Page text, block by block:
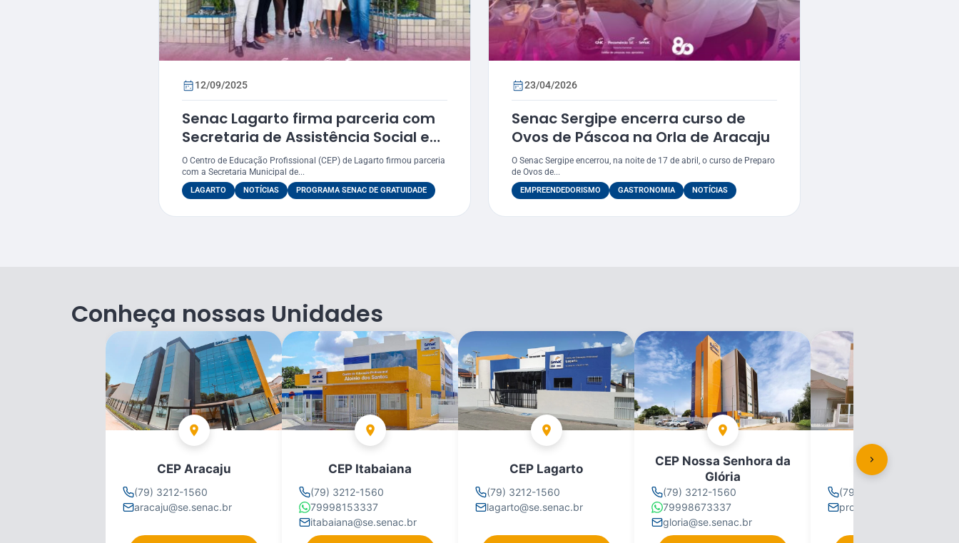
12/09/2025
Senac Lagarto firma parceria com
Secretaria de Assistência Social e
do Trabalho de Boquim
O Centro de Educação Profissional (CEP) de Lagarto firmou parceria
com a Secretaria Municipal de...
LAGARTO NOTÍCIAS PROGRAMA SENAC DE GRATUIDADE
23/04/2026
Senac Sergipe encerra curso de
Ovos de Páscoa na Orla de Aracaju
O Senac Sergipe encerrou, na noite de 17 de abril, o curso de Preparo
de Ovos de...
EMPREENDEDORISMO GASTRONOMIA NOTÍCIAS
Conheça nossas Unidades
CEP Aracaju
(79) 3212-1560
aracaju@se.senac.br
CEP Itabaiana
(79) 3212-1560
79998153337
itabaiana@se.senac.br
CEP Lagarto
(79) 3212-1560
lagarto@se.senac.br
CEP Nossa Senhora da
Glória
(79) 3212-1560
79998673337
gloria@se.senac.br
CEP Propriá
(79) 3212-1560
propria@se.senac.br